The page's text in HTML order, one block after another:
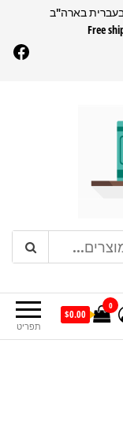
בעברית בארה"ב
Free
תפריט
0
$0.00